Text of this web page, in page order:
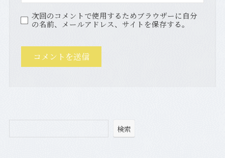
次回のコメントで使用するためブラウザーに自分
の名前、メールアドレス、サイトを保存する。
検索